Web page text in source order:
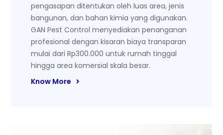
pengasapan ditentukan oleh luas area, jenis
bangunan, dan bahan kimia yang digunakan.
GAN Pest Control menyediakan penanganan
profesional dengan kisaran biaya transparan
mulai dari Rp300.000 untuk rumah tinggal
hingga area komersial skala besar.
Know More